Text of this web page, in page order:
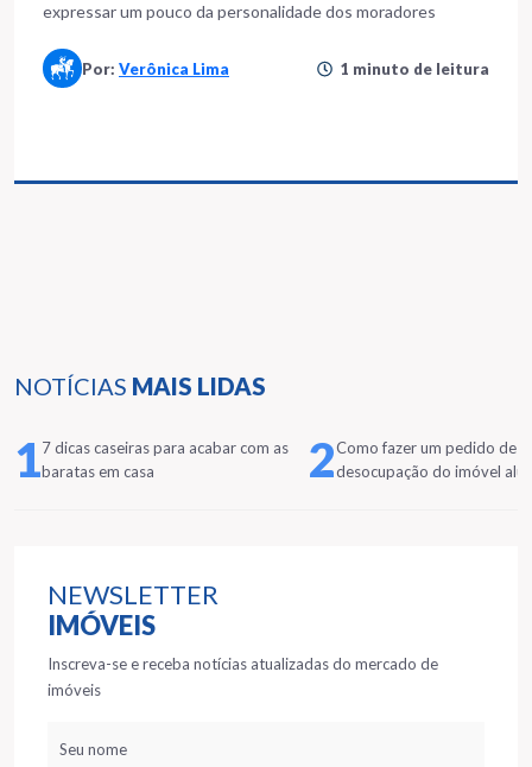
NOTÍCIAS MAIS LIDAS
17 dicas caseiras para acabar com as
baratas em casa
2Como fazer um pedido de
desocupação do imóvel
NEWSLETTER
IMÓVEIS
Inscreva-se e receba notícias atualizadas do mercado de
imóveis
expressar um pouco da personalidade dos moradores
Por: Verônica Lima 1 minuto de leitura